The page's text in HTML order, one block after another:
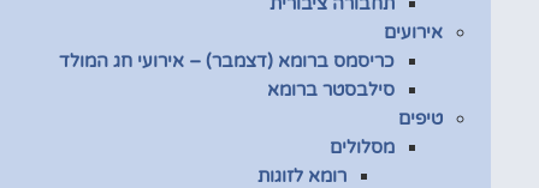
אירועים
כריסמס ברומא (דצמבר) – אירועי חג המולד
סילבסטר ברומא
טיפים
מסלולים
רומא לזוגות